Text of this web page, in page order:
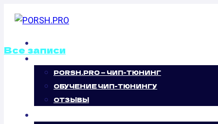
PORSH.PRO — ЧИП-ТЮНИНГ
ОБУЧЕНИЕ ЧИП-ТЮНИНГУ
ОТЗЫВЫ
Все записи
КАЛИБРОВКА
ПРОШИВОК